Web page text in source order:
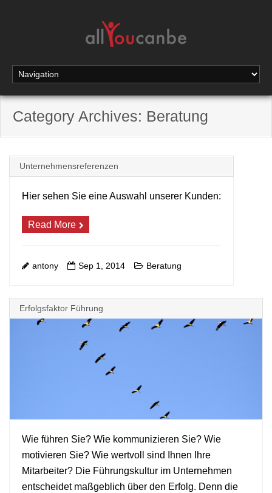
Category Archives: Beratung
Unternehmensreferenzen
+
Hier sehen Sie eine Auswahl unserer Kunden:
Read More
antony Sep 1, 2014 Beratung
Erfolgsfaktor Führung
+
Wie führen Sie? Wie kommunizieren Sie? Wie
motivieren Sie? Wie wertvoll sind Ihnen Ihre
Mitarbeiter? Die Führungskultur im Unternehmen
entscheidet maßgeblich über den Erfolg. Denn die